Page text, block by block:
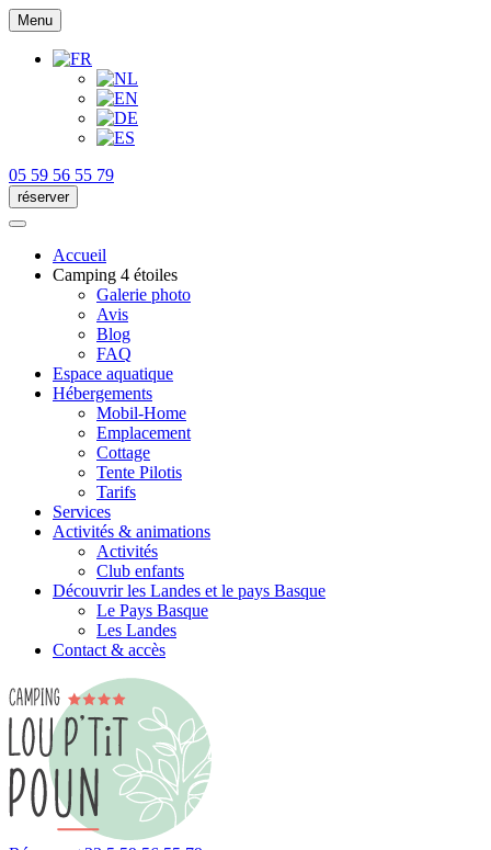
Menu
05 59 56 55 79
réserver
Accueil
Camping 4 étoiles
Galerie photo
Avis
Blog
FAQ
Espace aquatique
Hébergements
Mobil-Home
Emplacement
Cottage
Tente Pilotis
Tarifs
Services
Activités & animations
Activités
Club enfants
Découvrir les Landes et le pays Basque
Le Pays Basque
Les Landes
Contact & accès